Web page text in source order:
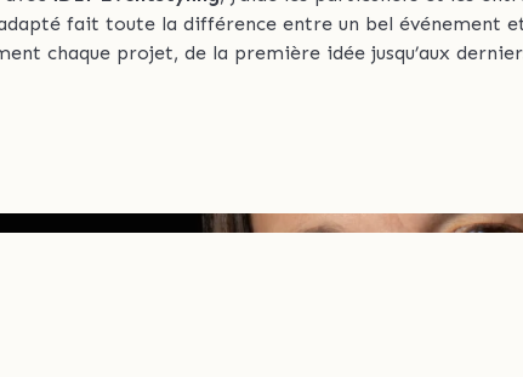
adapté fait toute la différence entre un bel événement
chaque projet, de la première idée jusqu’aux